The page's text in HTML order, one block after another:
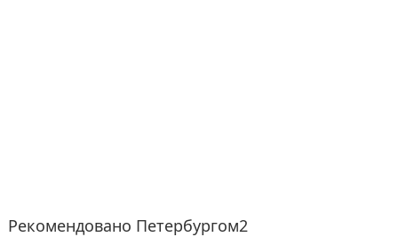
Рекомендовано Петербургом2